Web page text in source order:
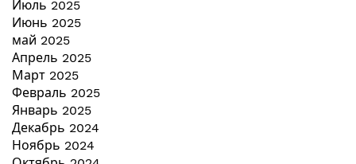
Июль 2025
Июнь 2025
май 2025
Апрель 2025
Март 2025
Февраль 2025
Январь 2025
Декабрь 2024
Ноябрь 2024